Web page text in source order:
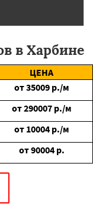
в Харбине
ЦЕНА
от35009 р./м
от290007 р./м
от 10004 р./м
от90004 р.